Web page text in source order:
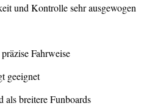
und Kontrolle sehr ausgewogen
Fahrweise
geeignet
als breitere Funboards